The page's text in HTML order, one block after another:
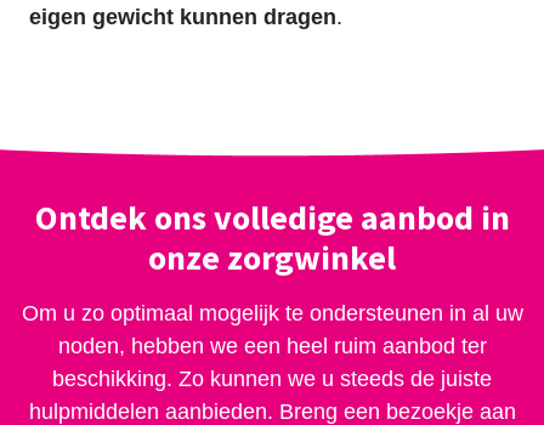
eigen gewicht kunnen dragen.
Ontdek ons volledige aanbod in
onze zorgwinkel
Om u zo optimaal mogelijk te ondersteunen in al uw
noden, hebben we een heel ruim aanbod ter
beschikking. Zo kunnen we u steeds de juiste
hulpmiddelen aanbieden. Breng een bezoekje aan